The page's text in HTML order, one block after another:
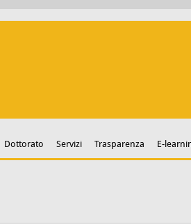
Dottorato Servizi Trasparenza E-